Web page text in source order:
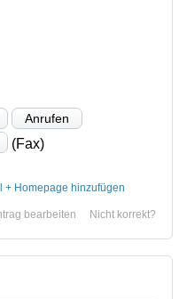
Anrufen
(Fax)
+ Homepage hinzufügen
Nicht korrekt?
bearbeiten